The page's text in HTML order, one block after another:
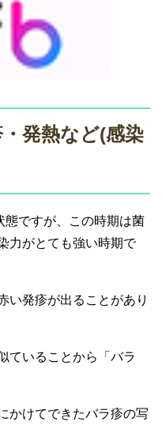
発熱など(感染
態ですが、この時期は菌
力がとても強い時期で
い発疹が出ることがあり
ていることから「バラ
かけてできたバラ疹の写